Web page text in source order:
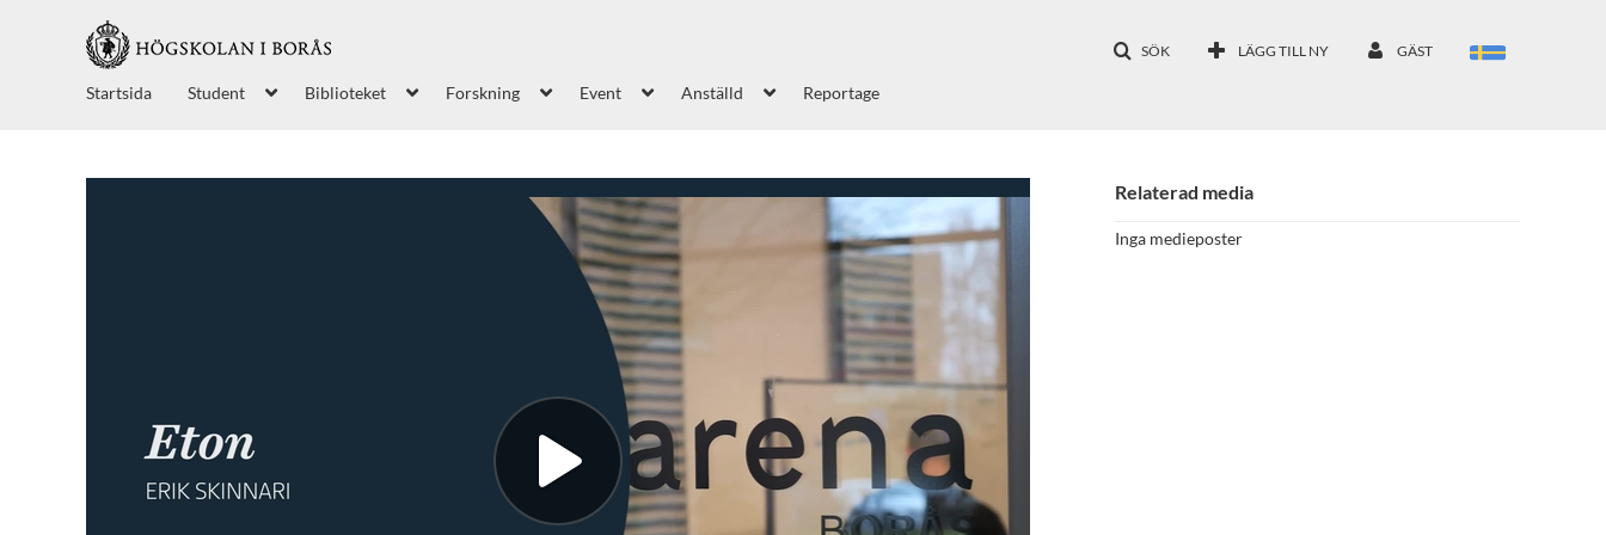
SÖK LÄGG TILL NY GÄST
Startsida Student Biblioteket Forskning Event Anställd Reportage
Relaterad media
Inga medieposter